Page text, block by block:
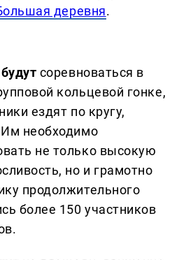
деревня.
соревноваться в
кольцевой гонке,
ездят по кругу,
необходимо
не только высокую
но и грамотно
продолжительного
более 150 участников